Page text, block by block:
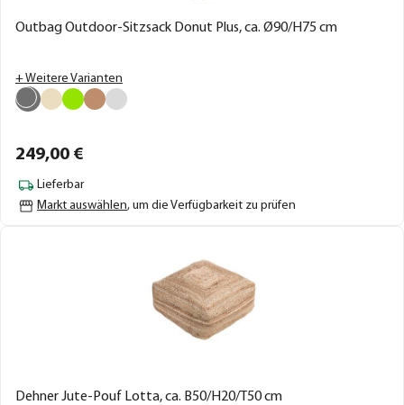
Outbag Outdoor-Sitzsack Donut Plus, ca. Ø90/H75 cm
+ Weitere Varianten
249,00 €
Lieferbar
Markt auswählen, um die Verfügbarkeit zu prüfen
Dehner Jute-Pouf Lotta, ca. B50/H20/T50 cm